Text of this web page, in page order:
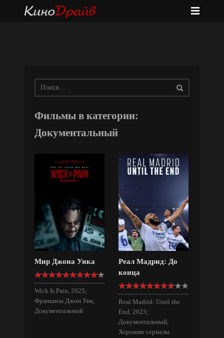
Фильмы в категории:
Документальный
Мир Джона Уика
Wick Is Pain, 2025;
Франшиза Джон Уик,
Документальный
Реал Мадрид: До
конца
Real Madrid: Until the
End, 2023;
Документальный,
Хорошие сериалы